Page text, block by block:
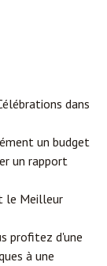
dans
un budget
un rapport
le Meilleur
profitez d'une
à une